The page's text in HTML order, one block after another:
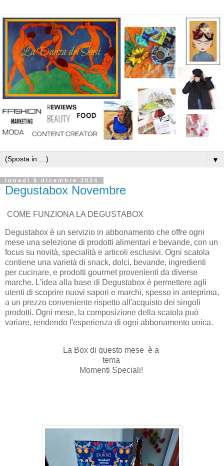
▼
lunedì 9 dicembre 2024
Degustabox Novembre
COME FUNZIONA LA DEGUSTABOX
Degustabox è un servizio in abbonamento che offre ogni
mese una selezione di prodotti alimentari e bevande, con un
focus su novità, specialità e articoli esclusivi. Ogni scatola
contiene una varietà di snack, dolci, bevande, ingredienti
per cucinare, e prodotti gourmet provenienti da diverse
marche. L'idea alla base di Degustabox è permettere agli
utenti di scoprire nuovi sapori e marchi, spesso in anteprima,
a un prezzo conveniente rispetto all'acquisto dei singoli
prodotti. Ogni mese, la composizione della scatola può
variare, rendendo l'esperienza di ogni abbonamento unica.
La Box di questo mese è a
tema
Momenti Speciali!